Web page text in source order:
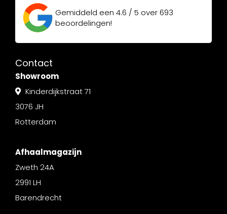
Gemiddeld een 4.6 / 5 over693
beoordelingen!
Contact
Showroom
Kinderdijkstraat 71
3076 JH
Rotterdam
Afhaalmagazijn
Zweth 24A
2991 LH
Barendrecht